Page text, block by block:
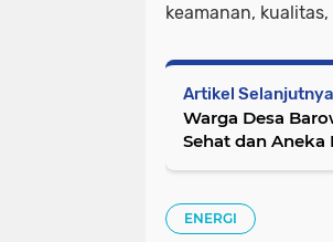
keamanan,
Artikel Selanjutnya
Warga Desa
Sehat dan Aneka
ENERGI